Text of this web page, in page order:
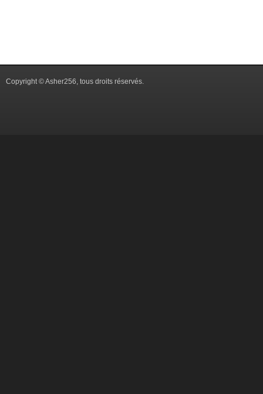
Copyright © Asher256, tous droits réservés.